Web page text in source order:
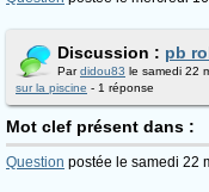
Discussion : pb
Pardidou83 le samedi 22
sur la piscine - 1 réponse
Mot clef présent dans :
Question postée le samedi 22